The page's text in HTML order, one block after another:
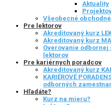
Aktuality
Všeobecné
Pre lektorov
Akreditovaný kurz
Akreditovaný kurz
Overovanie
lektorov
Pre kariérnych poradcov
Akreditovaný kurz
KARIÉROVÉ
odborných
Hľadáte?
Kurz na mieru?